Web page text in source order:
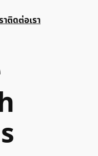
าติดต่อเรา